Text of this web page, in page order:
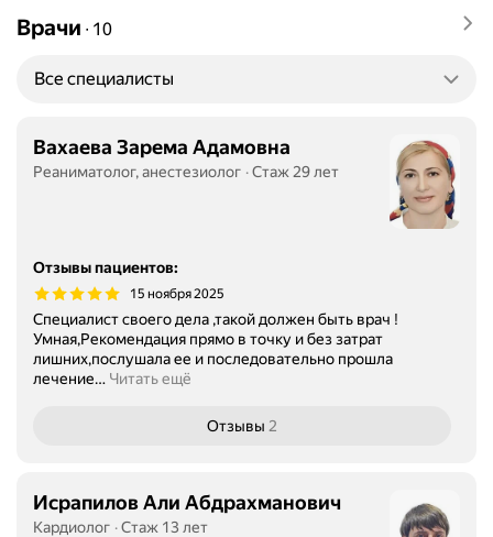
Врачи ∙ 10
Все специалисты
Вахаева Зарема Адамовна
Реаниматолог, анестезиолог Стаж 29 лет
Отзывы пациентов:
15 ноября 2025
Специалист своего дела ,такой должен быть врач !
Умная,Рекомендация прямо в точку и без затрат
лишних,послушала ее и последовательно прошла
лечение… Читать ещё
Отзывы 2
Исрапилов Али Абдрахманович
Кардиолог Стаж 13 лет